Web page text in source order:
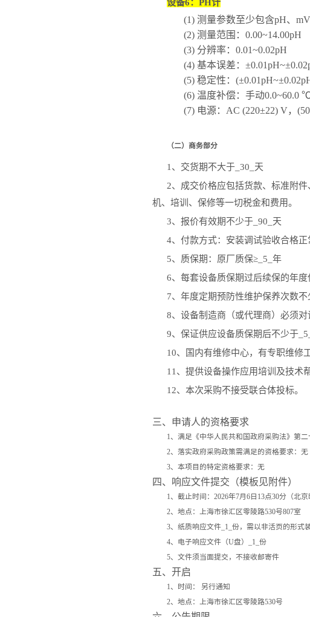
设备6： PH计
(1) 测量参数至少包含pH、 mV
(2) 测量范围： 0.00~14.00pH
(3) 分辨率： 0.01~0.02pH
(4) 基本误差：
(5) 稳定性：
(6) 温度补偿：手动0.0~60.0 ℃
(7) 电源： AC (220±22) V，
（二）商务部分
1 、交货期不大于_30_ 天
2、成交价格应包括货款、标准附
机、培训、保修等一切税金和费用。
3、报价有效期不少于_90_ 天
4、付款方式：安装调试验收合格正
5、质保期：原厂质保≥_5_ 年
6、每套设备质保期过后续保的年
7、年度定期预防性维护保养次数不
8、设备制造商（或代理商）必须
9、保证供应设备质保期后不少于_5_
10、国内有维修中心，有专职维修
11 、提供设备操作应用培训及技术
12、本次采购不接受联合体投标。
三、申请人的资格要求
1、满足《中华人民共和国政府采购法》第二
2、落实政府采购政策需满足的资格要求：无
3、本项目的特定资格要求：无
四、响应文件提交（模板见附件）
1、截止时间： 2026年7月6日 13点30分（北京
2、地点：上海市徐汇区零陵路530号807室
3、纸质响应文件_1_ 份，需以非活页的形式
4、电子响应文件（U盘） _1_ 份
5、文件须当面提交，不接收邮寄件
五、开启
1、时间： 另行通知
2、地点：上海市徐汇区零陵路530号